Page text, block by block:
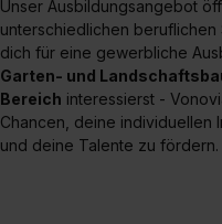
Unser Ausbildungsangebot
unterschiedlichen
dich für eine gewerbliche
Garten- und
Bereich interessierst -
Chancen, deine individuellen
und deine Talente zu fördern.